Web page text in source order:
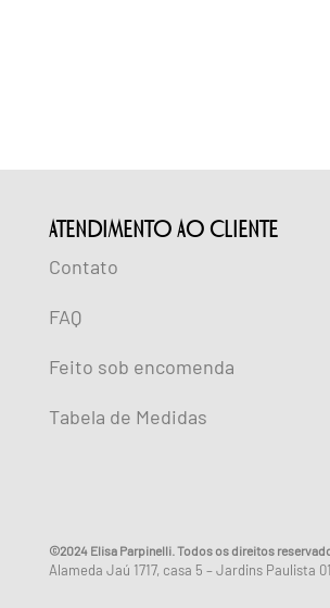
ATENDIMENTO AO CLIENTE
Contato
FAQ
Feito sob encomenda
Tabela de Medidas
©2024 Elisa Parpinelli. Todos os direitos
Alameda Jaú 1717, casa 5 – Jardins Paulista